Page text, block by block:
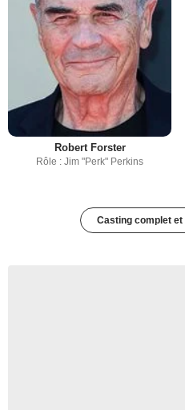
Robert Forster
Rôle : Jim "Perk" Perkins
Casting complet